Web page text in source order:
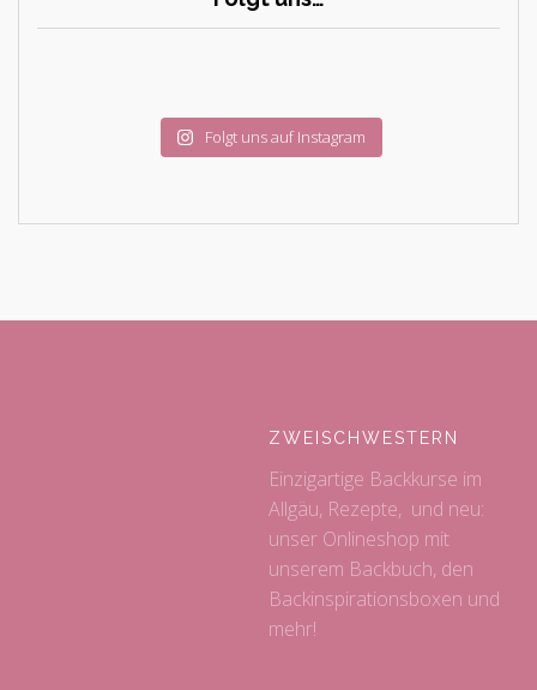
Folgt uns auf Instagram
ZWEISCHWESTERN
Einzigartige Backkurse im
Allgäu, Rezepte, und neu:
unser Onlineshop mit
unserem Backbuch, den
Backinspirationsboxen und
mehr!